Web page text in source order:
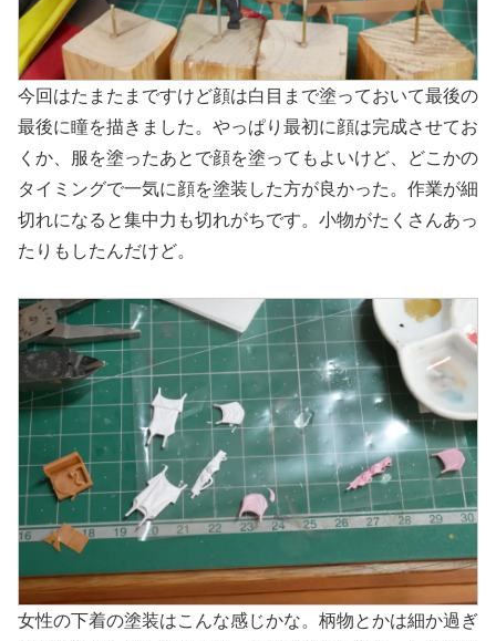
今回はたまたまですけど顔は白目まで塗っておいて最後の
最後に瞳を描きました。やっぱり最初に顔は完成させてお
くか、服を塗ったあとで顔を塗ってもよいけど、どこかの
タイミングで一気に顔を塗装した方が良かった。作業が細
切れになると集中力も切れがちです。小物がたくさんあっ
たりもしたんだけど。
女性の下着の塗装はこんな感じかな。柄物とかは細か過ぎ